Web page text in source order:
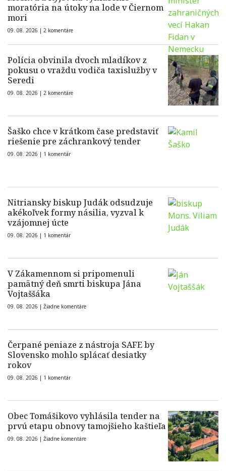
moratória na útoky na lode v Čiernom
mori
09. 08. 2026 | 2 komentáre
Polícia obvinila dvoch mladíkov z
pokusu o vraždu vodiča taxislužby v
Seredi
09. 08. 2026 | 2 komentáre
Šaško chce v krátkom čase predstaviť
riešenie pre záchrankový tender
09. 08. 2026 | 1 komentár
Nitriansky biskup Judák odsudzuje
akékoľvek formy násilia, vyzval k
vzájomnej úcte
09. 08. 2026 | 1 komentár
V Zákamennom si pripomenuli
pamätný deň smrti biskupa Jána
Vojtaššáka
09. 08. 2026 | Žiadne komentáre
Čerpané peniaze z nástroja SAFE by
Slovensko mohlo splácať desiatky
rokov
09. 08. 2026 | 1 komentár
Obec Tomášikovo vyhlásila tender na
prvú etapu obnovy tamojšieho kaštieľa
09. 08. 2026 | Žiadne komentáre